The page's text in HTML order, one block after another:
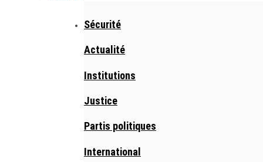
Sécurité
Actualité
Institutions
Justice
Partis politiques
International